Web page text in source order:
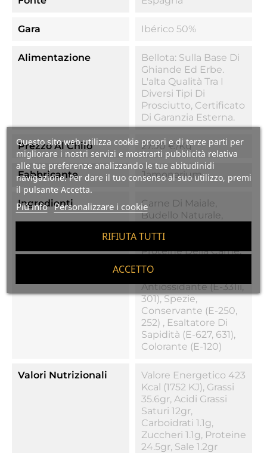
Questo sito web utilizza cookie propri e di terze parti per
migliorare i nostri servizi e mostrarti pubblicità relativa
alle tue preferenze analizzando le tue abitudinidi
navigazione. Per dare il tuo consenso al suo utilizzo, premi
il pulsante Accetta.
Piú info Personalizzare i cookie
RIFIUTA TUTTI
ACCETTO
Gara Ibérico 50%
Alimentazione
Bellota: Sulla Base Di
Ghiande Ed Erbe.
L'alta Qualità Tra I
Diversi Tipi Di
Prosciutto, Certificato
Di Garanzia Esterna.
Prezzo Al Chilo 27.90 €/kg
Fabbricante Jamonarium
Ingredienti
Carne Di Maiale,
Budello Naturale,
Destrosio, Zucchero,
Proteine Della Carne,
E Iii, 451i, 452ii),
Antiossidante (E-331ii,
301), Spezie,
Conservante (E-250,
252) , Esaltatore Di
Sapidità (E-627, 631),
Colorante (E-120)
Valori Nutrizionali
Valore Energetico 423
Kcal (1752 KJ), Grassi
35.6gr, Acidi Grassi
Saturi 12gr,
Carboidrati 1.1g,
Zuccheri 1.1g, Proteine
24.5gr, Sale 1.2gr